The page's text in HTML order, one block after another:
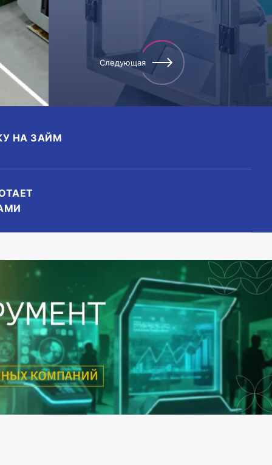
Следующая
НА ЗАЙМ
0